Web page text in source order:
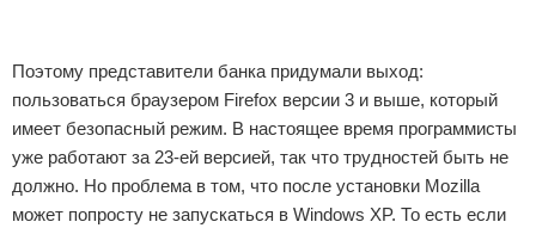
Поэтому представители банка придумали выход:
пользоваться браузером Firefox версии 3 и выше, который
имеет безопасный режим. В настоящее время программисты
уже работают за 23-ей версией, так что трудностей быть не
должно. Но проблема в том, что после установки Mozilla
может попросту не запускаться в Windows XP. То есть если